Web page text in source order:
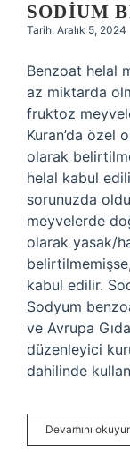
SODIUM
Tarih: Aralık 5, 2024
Benzoat helal
az miktarda
fruktoz
Kuran’da özel
olarak
helal kabul
sorunuzda
meyvelerde
olarak yasak/
kabul edilir.
Sodyum
ve Avrupa
düzenleyici
dahilinde
Devamını